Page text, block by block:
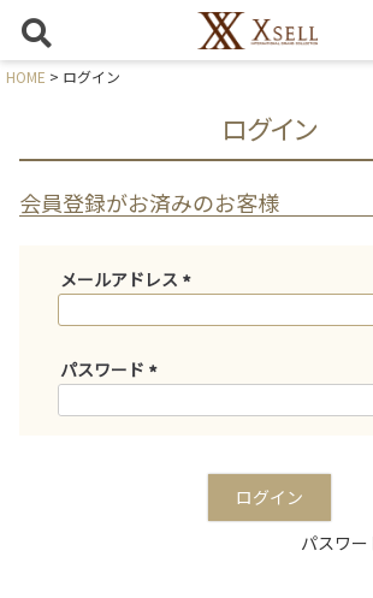
HOME ログイン
ログイン
会員登録がお済みのお客様
メールアドレス
必
)
パスワード
必
ログイン
パスワ